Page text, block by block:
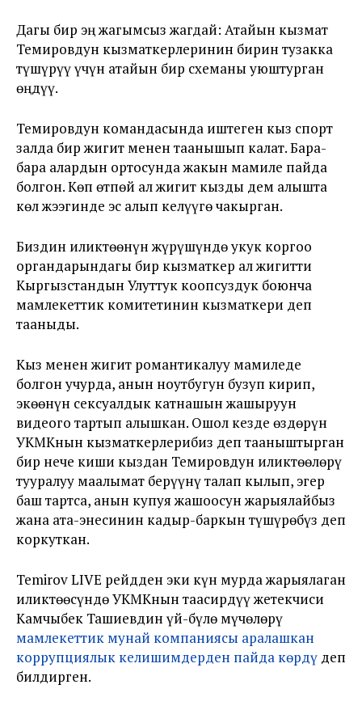
Дагы бир эң жагымсыз жагдай: Атайын кызмат
Темировдун кызматкерлеринин бирин тузакка
түшүрүү үчүн атайын бир схеманы уюштурган
өңдүү.
Темировдун командасында иштеген кыз спорт
залда бир жигит менен таанышып калат. Бара-
бара алардын ортосунда жакын мамиле пайда
болгон. Көп өтпөй ал жигит кызды дем алышта
көл жээгинде эс алып келүүгө чакырган.
Биздин иликтөөнүн жүрүшүндө укук коргоо
органдарындагы бир кызматкер ал жигитти
Кыргызстандын Улуттук коопсуздук боюнча
мамлекеттик комитетинин кызматкери деп
тааныды.
Кыз менен жигит романтикалуу мамиледе
болгон учурда, анын ноутбугун бузуп кирип,
экөөнүн сексуалдык катнашын жашыруун
видеого тартып алышкан. Ошол кезде өздөрүн
УКМКнын кызматкерлерибиз деп тааныштырган
бир нече киши кыздан Темировдун иликтөөлөрү
тууралуу маалымат берүүнү талап кылып, эгер
баш тартса, анын купуя жашоосун жарыялайбыз
жана ата-энесинин кадыр-баркын түшүрөбүз деп
коркуткан.
Temirov LIVE рейдден эки күн мурда жарыялаган
иликтөөсүндө УКМКнын таасирдүү жетекчиси
Камчыбек Ташиевдин үй-бүлө мүчөлөрү
мамлекеттик мунай компаниясы аралашкан
коррупциялык келишимдерден пайда көрдү деп
билдирген.